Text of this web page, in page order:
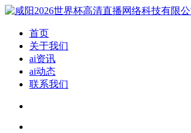
首页
关于我们
ai资讯
ai动态
联系我们